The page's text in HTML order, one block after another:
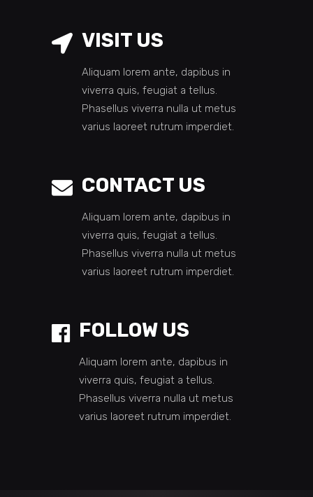
VISIT US
Aliquam lorem ante, dapibus in
viverra quis, feugiat a tellus.
Phasellus viverra nulla ut metus
varius laoreet rutrum imperdiet.
CONTACT US
Aliquam lorem ante, dapibus in
viverra quis, feugiat a tellus.
Phasellus viverra nulla ut metus
varius laoreet rutrum imperdiet.
FOLLOW US
Aliquam lorem ante, dapibus in
viverra quis, feugiat a tellus.
Phasellus viverra nulla ut metus
varius laoreet rutrum imperdiet.